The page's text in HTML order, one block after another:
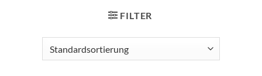
FILTER